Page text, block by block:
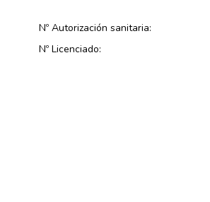
Nº Autorización sanitaria:
Nº Licenciado: